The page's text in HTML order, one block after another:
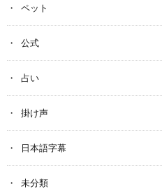
ペット
公式
占い
掛け声
日本語字幕
未分類